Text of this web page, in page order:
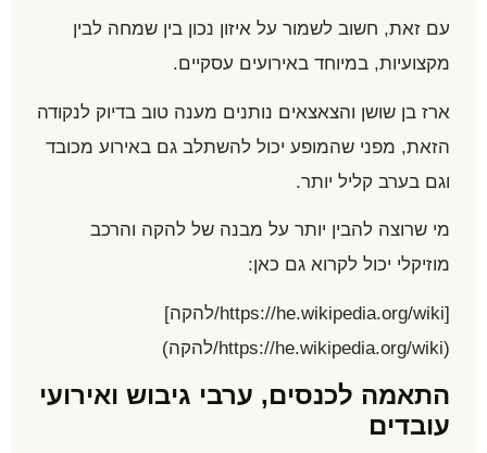
עם זאת, חשוב לשמור על איזון נכון בין שמחה לבין
מקצועיות, במיוחד באירועים עסקיים.
ארז בן שושן והצאצאים נותנים מענה טוב בדיוק לנקודה
הזאת, מפני שהמופע יכול להשתלב גם באירוע מכובד
וגם בערב קליל יותר.
מי שרוצה להבין יותר על מבנה של להקה והרכב
מוזיקלי יכול לקרוא גם כאן:
[https://he.wikipedia.org/wiki/להקה]
(https://he.wikipedia.org/wiki/להקה)
התאמה לכנסים, ערבי גיבוש ואירועי
עובדים